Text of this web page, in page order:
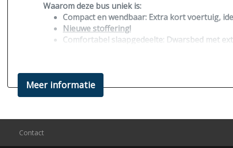
Waarom deze bus uniek is:
Compact en wendbaar: Extra kort voertuig,
Nieuwe stoffering!
Comfortabel slaapgedeelte: Dwarsbed met
Compressor koelkast:
Extra luxe:
Grootzonnepaneel, trekhaak,
Meer informatie
Contact